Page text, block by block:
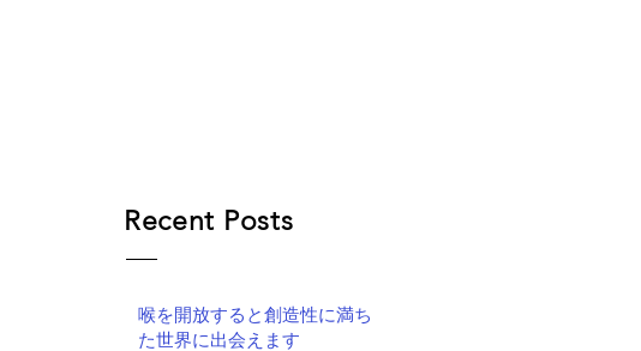
Recent Posts
喉を開放すると創造性に満ち
た世界に出会えます